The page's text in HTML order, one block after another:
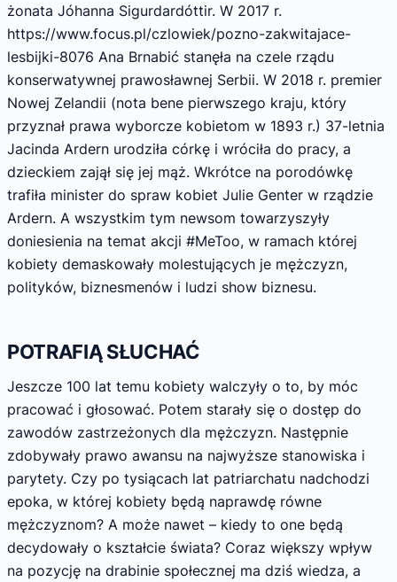
żonata Jóhanna Sigurdardóttir. W 2017 r.
https://www.focus.pl/czlowiek/pozno-zakwitajace-
lesbijki-8076 Ana Brnabić stanęła na czele rządu
konserwatywnej prawosławnej Serbii. W 2018 r. premier
Nowej Zelandii (nota bene pierwszego kraju, który
przyznał prawa wyborcze kobietom w 1893 r.) 37-letnia
Jacinda Ardern urodziła córkę i wróciła do pracy, a
dzieckiem zajął się jej mąż. Wkrótce na porodówkę
trafiła minister do spraw kobiet Julie Genter w rządzie
Ardern. A wszystkim tym newsom towarzyszyły
doniesienia na temat akcji #MeToo, w ramach której
kobiety demaskowały molestujących je mężczyzn,
polityków, biznesmenów i ludzi show biznesu.
POTRAFIĄ SŁUCHAĆ
Jeszcze 100 lat temu kobiety walczyły o to, by móc
pracować i głosować. Potem starały się o dostęp do
zawodów zastrzeżonych dla mężczyzn. Następnie
zdobywały prawo awansu na najwyższe stanowiska i
parytety. Czy po tysiącach lat patriarchatu nadchodzi
epoka, w której kobiety będą naprawdę równe
mężczyznom? A może nawet – kiedy to one będą
decydowały o kształcie świata? Coraz większy wpływ
na pozycję na drabinie społecznej ma dziś wiedza, a